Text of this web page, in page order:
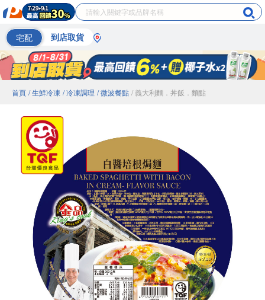
宅配 到店取貨
首頁 / 生鮮冷凍 / 冷凍調理 / 微波餐點 / 義大利麵．丼飯．麵點